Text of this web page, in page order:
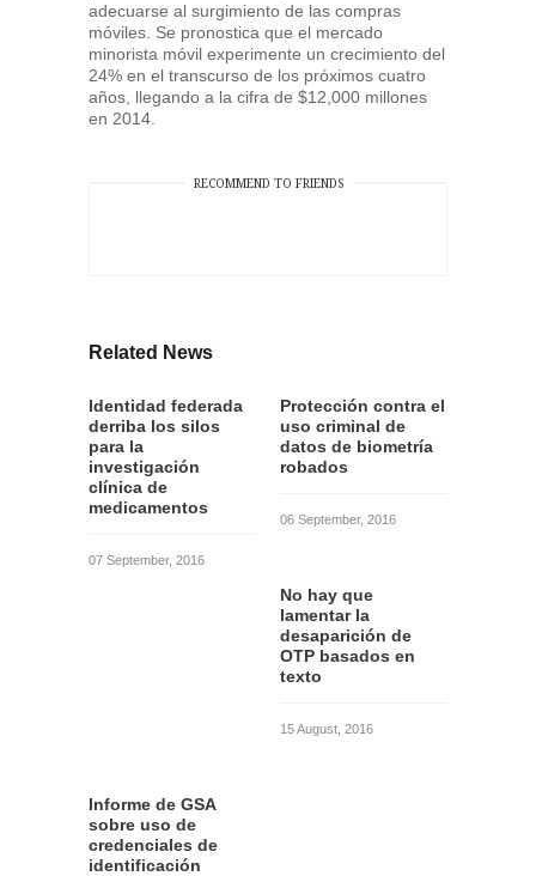
adecuarse al surgimiento de las compras
móviles. Se pronostica que el mercado
minorista móvil experimente un crecimiento del
24% en el transcurso de los próximos cuatro
años, llegando a la cifra de $12,000 millones
en 2014.
RECOMMEND TO FRIENDS
Related News
Identidad federada
derriba los silos
para la
investigación
clínica de
medicamentos
07 September, 2016
Protección contra el
uso criminal de
datos de biometría
robados
06 September, 2016
No hay que
lamentar la
desaparición de
OTP basados en
texto
15 August, 2016
Informe de GSA
sobre uso de
credenciales de
identificación